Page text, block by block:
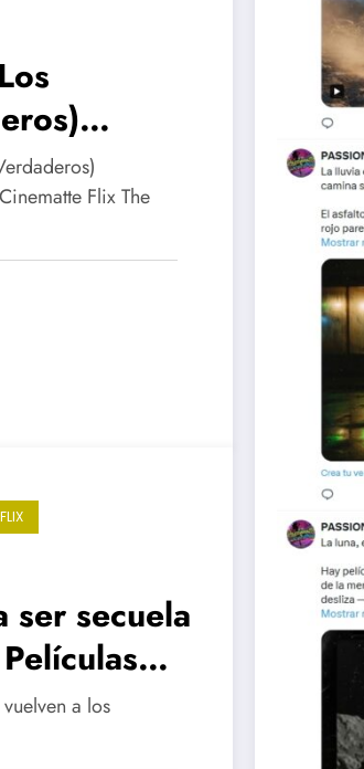
completa
Flix The
ser secuela
LA SERIE
a los